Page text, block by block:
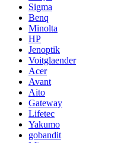
Sigma
Benq
Minolta
HP
Jenoptik
Voitglaender
Acer
Avant
Aito
Gateway
Lifetec
Yakumo
gobandit